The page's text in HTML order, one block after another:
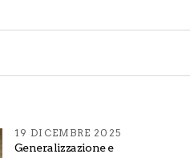
19 DICEMBRE 2025
Generalizzazione e